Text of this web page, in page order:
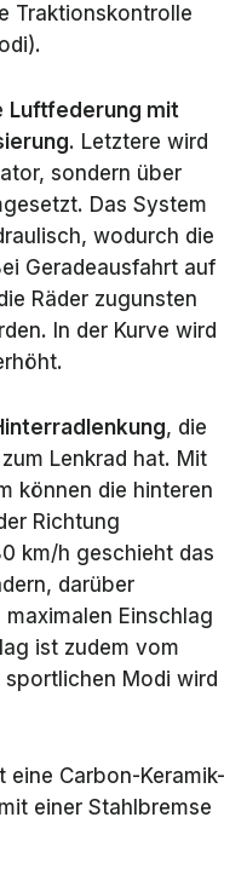
Traktionskontrolle
Luftfederung mit
. Letztere wird
sondern über
Das System
wodurch die
Geradeausfahrt auf
Räder zugunsten
In der Kurve wird
, die
Lenkrad hat. Mit
können die hinteren
Richtung
km/h geschieht das
darüber
Einschlag
ist zudem vom
sportlichen Modi wird
eine Carbon-Keramik-
einer Stahlbremse